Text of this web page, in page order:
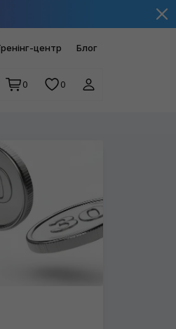
центр Блог
0 0